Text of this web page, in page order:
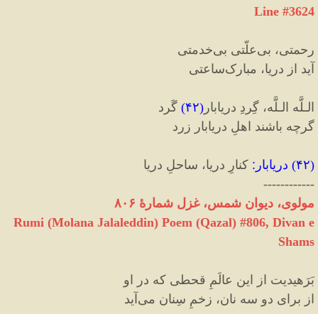
Line #3624
رحمتی، بی‌علّتی بی‌خدمتی
آید از دریا، مبارک‌ساعتی
الـلَّه الـلَّه، گِردِ دریابار‌‌ (۴۲) گَرد
گرچه باشند اهلِ دریابار زرد
(۴۲) دریابار : کنارِ دریا، ساحلِ دریا
------------
مولوی، دیوان شمس، غزل شمارهٔ ۸۰۶
Rumi (Molana Jalaleddin) Poem (Qazal) #806, Divan e
Shams
بَرَهیدیت از این عالَمِ قحطی که در او
از برای دو سه نان، زخمِ سِنان می‌آید